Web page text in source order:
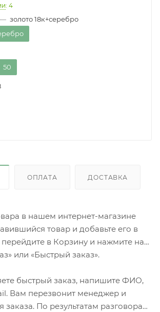
: 4
— золото 18к+серебро
50
ОПЛАТА ДОСТАВКА
в нашем интернет-магазине
товар и добавьте его в
перейдите в Корзину и нажмите на
или «Быстрый заказ».
быстрый заказ, напишите ФИО,
Вам перезвонит менеджер и
заказа. По результатам разговора